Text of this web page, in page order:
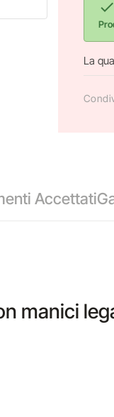

La
Accettati
manici